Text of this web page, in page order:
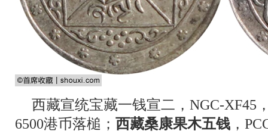
西藏宣统宝藏一钱宣二，NGC-XF45
6500港币落槌； 西藏桑康果木五钱 ，